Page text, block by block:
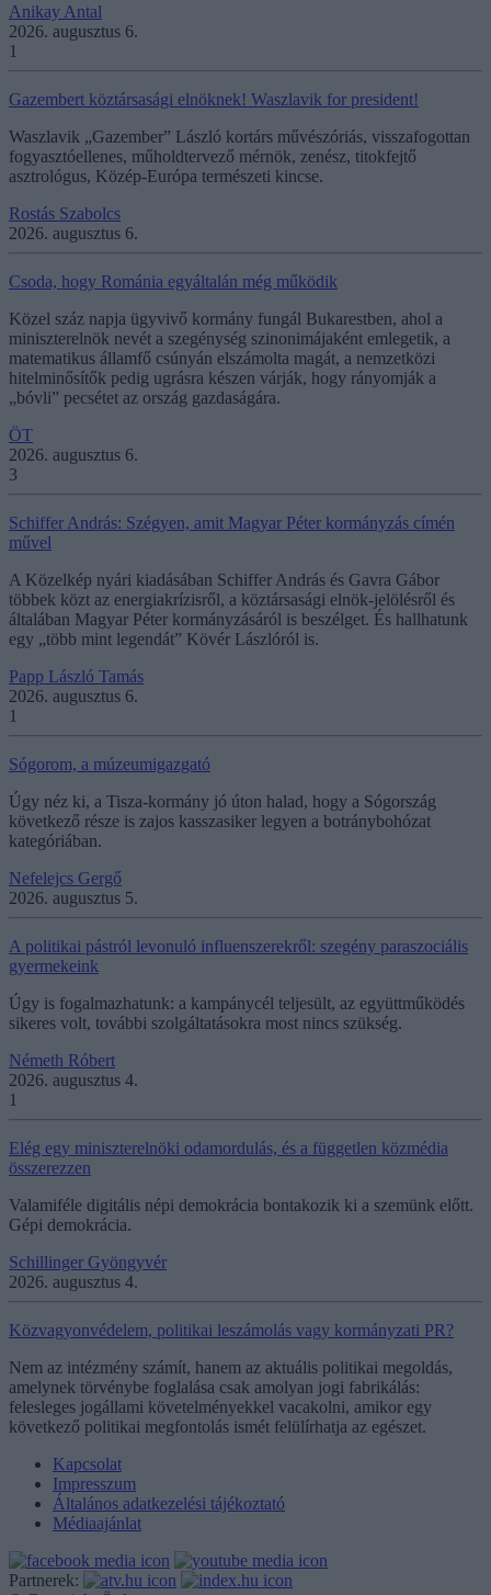
Anikay Antal
2026. augusztus 6.
1
Gazembert köztársasági elnöknek! Waszlavik for president!
Waszlavik „Gazember” László kortárs művészóriás, visszafogottan
fogyasztóellenes, műholdtervező mérnök, zenész, titokfejtő
asztrológus, Közép-Európa természeti kincse.
Rostás Szabolcs
2026. augusztus 6.
Csoda, hogy Románia egyáltalán még működik
Közel száz napja ügyvivő kormány fungál Bukarestben, ahol a
miniszterelnök nevét a szegénység szinonimájaként emlegetik, a
matematikus államfő csúnyán elszámolta magát, a nemzetközi
hitelminősítők pedig ugrásra készen várják, hogy rányomják a
„bóvli” pecsétet az ország gazdaságára.
ÖT
2026. augusztus 6.
3
Schiffer András: Szégyen, amit Magyar Péter kormányzás címén
művel
A Közelkép nyári kiadásában Schiffer András és Gavra Gábor
többek közt az energiakrízisről, a köztársasági elnök-jelölésről és
általában Magyar Péter kormányzásáról is beszélget. És hallhatunk
egy „több mint legendát” Kövér Lászlóról is.
Papp László Tamás
2026. augusztus 6.
1
Sógorom, a múzeumigazgató
Úgy néz ki, a Tisza-kormány jó úton halad, hogy a Sógország
következő része is zajos kasszasiker legyen a botránybohózat
kategóriában.
Nefelejcs Gergő
2026. augusztus 5.
A politikai pástról levonuló influenszerekről: szegény paraszociális
gyermekeink
Úgy is fogalmazhatunk: a kampánycél teljesült, az együttműködés
sikeres volt, további szolgáltatásokra most nincs szükség.
Németh Róbert
2026. augusztus 4.
1
Elég egy miniszterelnöki odamordulás, és a független közmédia
összerezzen
Valamiféle digitális népi demokrácia bontakozik ki a szemünk előtt.
Gépi demokrácia.
Schillinger Gyöngyvér
2026. augusztus 4.
Közvagyonvédelem, politikai leszámolás vagy kormányzati PR?
Nem az intézmény számít, hanem az aktuális politikai megoldás,
amelynek törvénybe foglalása csak amolyan jogi fabrikálás:
felesleges jogállami követelményekkel vacakolni, amikor egy
következő politikai megfontolás ismét felülírhatja az egészet.
Kapcsolat
Impresszum
Általános adatkezelési tájékoztató
Médiaajánlat
Partnerek: